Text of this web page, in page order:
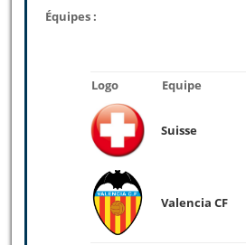
Équipes :
Logo Equipe
Suisse
Valencia CF